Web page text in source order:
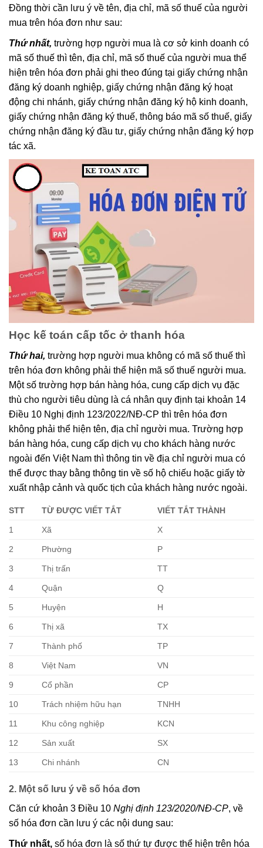
Đồng thời cần lưu ý về tên, địa chỉ, mã số thuế của người
mua trên hóa đơn như sau:
Thứ nhất, trường hợp người mua là cơ sở kinh doanh có
mã số thuế thì tên, địa chỉ, mã số thuế của người mua thể
hiện trên hóa đơn phải ghi theo đúng tại giấy chứng nhận
đăng ký doanh nghiệp, giấy chứng nhận đăng ký hoạt
động chi nhánh, giấy chứng nhận đăng ký hộ kinh doanh,
giấy chứng nhận đăng ký thuế, thông báo mã số thuế, giấy
chứng nhận đăng ký đầu tư, giấy chứng nhận đăng ký hợp
tác xã.
Học kế toán cấp tốc ở thanh hóa
Thứ hai, trường hợp người mua không có mã số thuế thì
trên hóa đơn không phải thể hiện mã số thuế người mua.
Một số trường hợp bán hàng hóa, cung cấp dịch vụ đặc
thù cho người tiêu dùng là cá nhân quy định tại khoản 14
Điều 10 Nghị định 123/2022/NĐ-CP thì trên hóa đơn
không phải thể hiện tên, địa chỉ người mua. Trường hợp
bán hàng hóa, cung cấp dịch vụ cho khách hàng nước
ngoài đến Việt Nam thì thông tin về địa chỉ người mua có
thể được thay bằng thông tin về số hộ chiếu hoặc giấy tờ
xuất nhập cảnh và quốc tịch của khách hàng nước ngoài.
STT TỪ ĐƯỢC VIẾT TẮT VIẾT TẮT THÀNH
1 Xã X
2 Phường P
3 Thị trấn TT
4 Quận Q
5 Huyện H
6 Thị xã TX
7 Thành phố TP
8 Việt Nam VN
9 Cổ phần CP
10 Trách nhiệm hữu hạn TNHH
11 Khu công nghiệp KCN
12 Sản xuất SX
13 Chi nhánh CN
2. Một số lưu ý về số hóa đơn
Căn cứ khoản 3 Điều 10 Nghị định 123/2020/NĐ-CP, về
số hóa đơn cần lưu ý các nội dung sau:
Thứ nhất, số hóa đơn là số thứ tự được thể hiện trên hóa